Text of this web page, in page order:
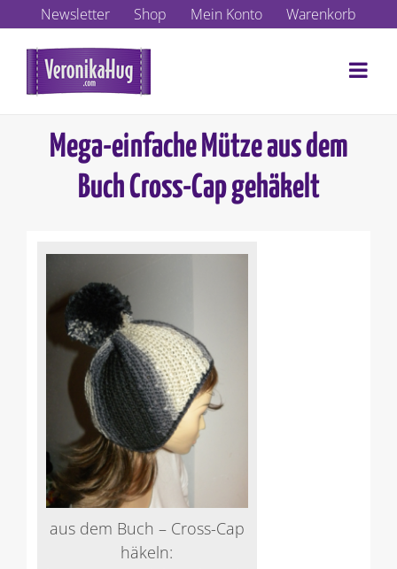
Inhalt
springen
Newsletter Shop Mein Konto Warenkorb
Mega-einfache Mütze aus dem
Buch Cross-Cap gehäkelt
aus dem Buch – Cross-Cap
häkeln: